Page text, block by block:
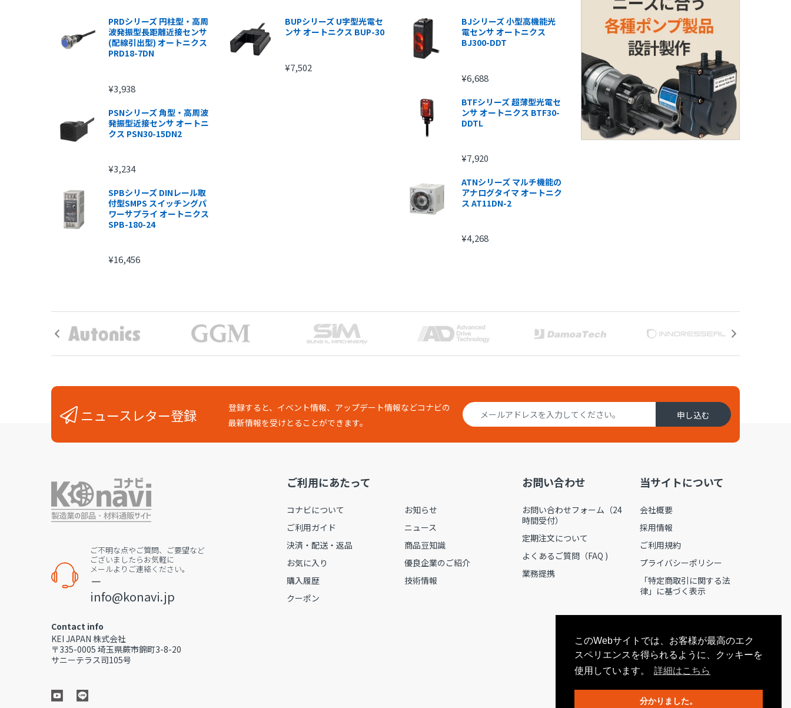
このWebサイトでは、お客様が最高のエク
スペリエンスを得られるように、クッキーを
使用しています。
詳細はこちら
分かりました。
25,000円～
PRDシリーズ 円柱型・高周
波発振型長距離近接センサ
(配線引出型) オートニクス
PRD18-7DN
¥3,938
PSNシリーズ 角型・高周波
発振型近接センサ オートニ
クス PSN30-15DN2
¥3,234
SPBシリーズ DINレール取
付型SMPS スイッチングパ
ワーサプライ オートニクス
SPB-180-24
¥16,456
BUPシリーズ U字型光電セ
ンサ オートニクス BUP-30
¥7,502
BJシリーズ 小型高機能光
電センサ オートニクス
BJ300-DDT
¥6,688
BTFシリーズ 超薄型光電セ
ンサ オートニクス BTF30-
DDTL
¥7,920
ATNシリーズ マルチ機能の
アナログタイマ オートニク
ス AT11DN-2
¥4,268
ニュースレター登録
登録すると、イベント情報、アップデート情報などコナビの
最新情報を受けとることができます。
申し込む
ご不明な点やご質問、ご要望など
ございましたらお気軽に
メールよりご連絡ください。
－
info@konavi.jp
Contact info
KEI JAPAN 株式会社
〒335-0005 埼玉県蕨市錦町3-8-20
サニーテラス司105号
ご利用にあたって
コナビについて
ご利用ガイド
決済・配送・返品
お気に入り
購入履歴
クーポン
お知らせ
ニュース
商品豆知識
優良企業のご紹介
技術情報
お問い合わせ
お問い合わせフォーム（24
時間受付）
定期注文について
よくあるご質問（FAQ )
業務提携
当サイトについて
会社概要
採用情報
ご利用規約
プライバシーポリシー
「特定商取引に関する法
律」に基づく表示